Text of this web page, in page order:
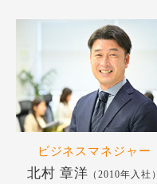
ビジネスマネジャー
北村 章洋 （2010年入社）